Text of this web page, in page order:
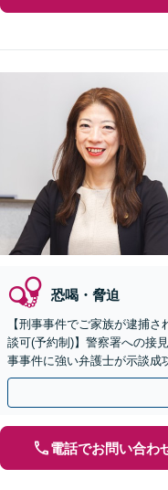
恐喝・脅迫
【刑事事件でご家族が逮捕
談可(予約制)】警察署への接
事事件に強い弁護士が示談成
トします。【加害者側の相談
電話でお問い合わ